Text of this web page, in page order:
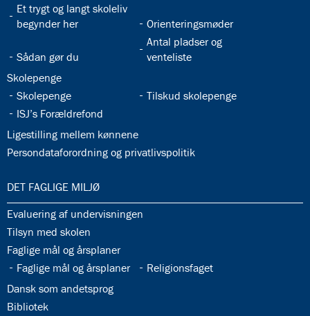
32.28:
Et trygt og langt skoleliv
begynder her
32.29:
Orienteringsmøder
32.30:
Sådan gør du
32.31:
Antal pladser og
venteliste
32.32:
Skolepenge
32.33:
Skolepenge 32.34:
Tilskud skolepenge
32.35:
ISJ’s Forældrefond
32.36:
Ligestilling mellem kønnene
32.37:
Persondataforordning og privatlivspolitik
33.0:
DET FAGLIGE MILJØ
33.1:
Evaluering af undervisningen
33.2:
Tilsyn med skolen
33.3:
Faglige mål og årsplaner
33.4:
Faglige mål og årsplaner 33.5:
Religionsfaget
33.6:
Dansk som andetsprog
33.7:
Bibliotek